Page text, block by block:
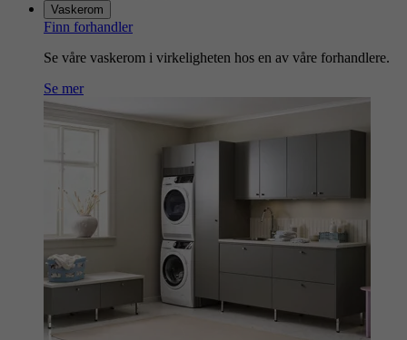
Vaskerom
Finn forhandler
Se våre vaskerom i virkeligheten hos en av våre forhandlere.
Se mer